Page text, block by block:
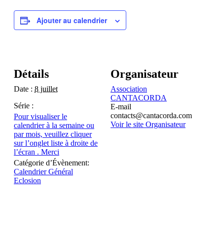
Ajouter au calendrier
Détails
Date : 8 juillet
Série :
Pour visualiser le
calendrier à la semaine ou
par mois, veuillez cliquer
sur l’onglet liste à droite de
l’écran . Merci
Catégorie d’Évènement:
Calendrier Général
Eclosion
Organisateur
Association
CANTACORDA
E-mail
contacts@cantacorda.com
Voir le site Organisateur